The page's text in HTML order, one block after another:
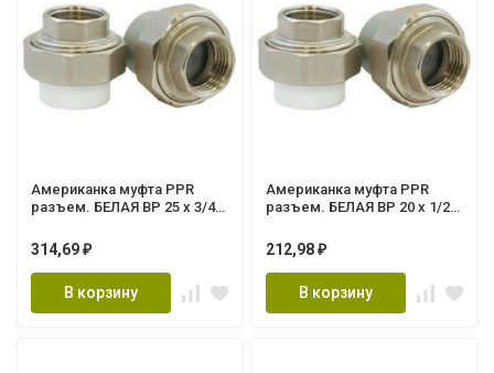
Американка муфта PPR
разъем. БЕЛАЯ ВР 25 х 3/4"
314,69 ₽
В корзину
Американка муфта PPR
разъем. БЕЛАЯ ВР 20 х 1/2"
212,98 ₽
В корзину